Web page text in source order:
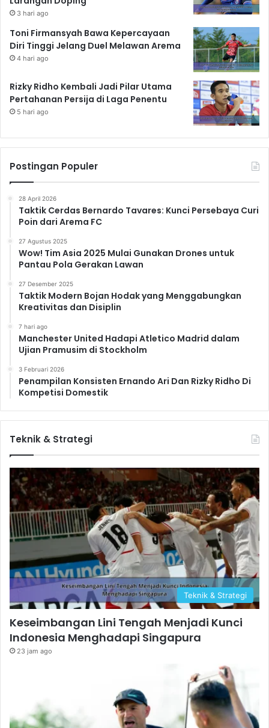
3 hari ago
Toni Firmansyah Bawa Kepercayaan
Diri Tinggi Jelang Duel Melawan Arema
4 hari ago
Rizky Ridho Kembali Jadi Pilar Utama
Pertahanan Persija di Laga Penentu
5 hari ago
Postingan Populer
28 April 2026
Taktik Cerdas Bernardo Tavares: Kunci Persebaya Curi
Poin dari Arema FC
27 Agustus 2025
Wow! Tim Asia 2025 Mulai Gunakan Drones untuk
Pantau Pola Gerakan Lawan
27 Desember 2025
Taktik Modern Bojan Hodak yang Menggabungkan
Kreativitas dan Disiplin
7 hari ago
Manchester United Hadapi Atletico Madrid dalam
Ujian Pramusim di Stockholm
3 Februari 2026
Penampilan Konsisten Ernando Ari Dan Rizky Ridho Di
Kompetisi Domestik
Teknik & Strategi
Teknik & Strategi
Keseimbangan Lini Tengah Menjadi Kunci
Indonesia Menghadapi Singapura
23 jam ago